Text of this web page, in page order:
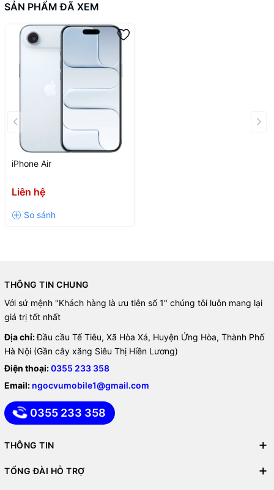
SẢN PHẨM ĐÃ XEM
iPhone Air
Liên hệ
THÔNG TIN CHUNG
Với sứ mệnh "Khách hàng là ưu tiên số 1" chúng tôi luôn mang lại
giá trị tốt nhất
Địa chỉ:Đầu cầu Tế Tiêu, Xã Hòa Xá, Huyện Ứng Hòa, Thành Phố
Hà Nội (Gần cây xăng Siêu Thị Hiền Lương)
Điện thoại:0355 233 358
Email: ngocvumobile1@gmail.com
0355 233 358
THÔNG TIN
TỔNG ĐÀI HỖ TRỢ